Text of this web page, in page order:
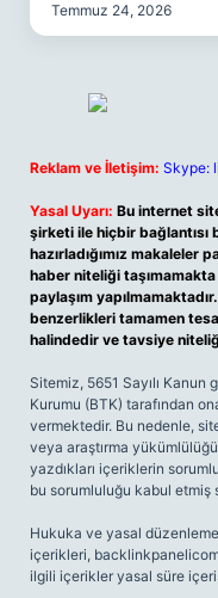
Temmuz 24, 2026
Reklam ve İletişim: Skype:
Yasal Uyarı: Bu internet
şirketi ile hiçbir bağlantısı
hazırladığımız makaleler
haber niteliği
paylaşım
benzerlikleri tamamen
halindedir ve tavsiye
Sitemiz, 5651 Sayılı
Kurumu (BTK) tarafından
vermektedir. Bu nedenle,
veya araştırma
yazdıkları içeriklerin
bu sorumluluğu kabul etmiş
Hukuka ve yasal
içerikleri,
ilgili içerikler yasal süre